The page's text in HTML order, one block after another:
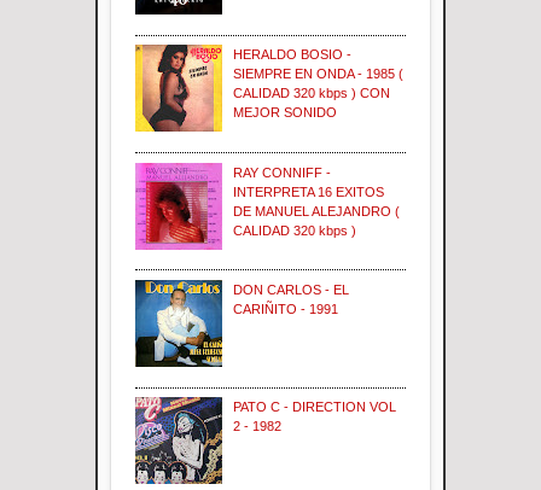
HERALDO BOSIO -
SIEMPRE EN ONDA - 1985 (
CALIDAD 320 kbps ) CON
MEJOR SONIDO
RAY CONNIFF -
INTERPRETA 16 EXITOS
DE MANUEL ALEJANDRO (
CALIDAD 320 kbps )
DON CARLOS - EL
CARIÑITO - 1991
PATO C - DIRECTION VOL
2 - 1982